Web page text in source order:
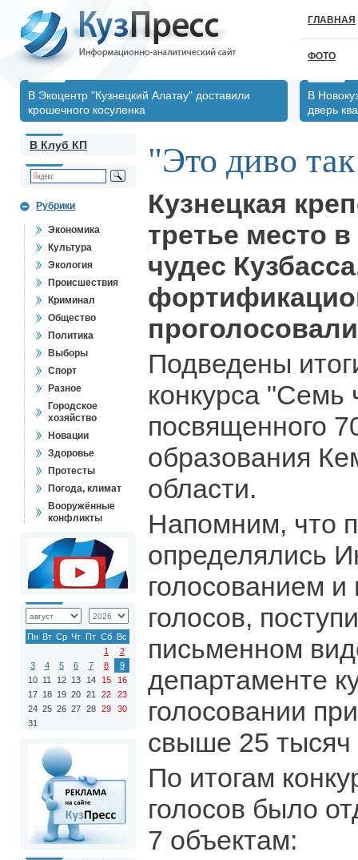
ГЛАВНАЯ
ФОТО
В Экоцентр "Кузнецкий Алатау" доставили
крошечного косуленка
В
дверь
В Клуб КП
Рубрики
Экономика
Культура
Экология
Происшествия
Криминал
Общество
Политика
Выборы
Спорт
Разное
Городское
хозяйство
Новации
Здоровье
Протесты
Погода, климат
Вооружённые
конфликты
Пн Вт Ср Чт Пт Сб Вс
1
2
3
4 5 6 7 8
9
10 11 12 13 14 15
16
17 18 19 20 21 22
23
24 25 26 27 28 29
30
31
"Это диво
Кузнецкая
третье место
чудес
Подведены
конкурса "Семь
посвященного
образования
области.
Напомним, что
определялись
голосованием и
голосов,
письменном
департаменте
голосовании
свыше 25 тысяч
По итогам
голосов было
7 объектам: